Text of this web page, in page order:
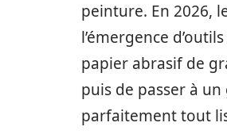
peinture. En 2026,
l’émergence
papier abrasif de
puis de passer à
parfaitement tout